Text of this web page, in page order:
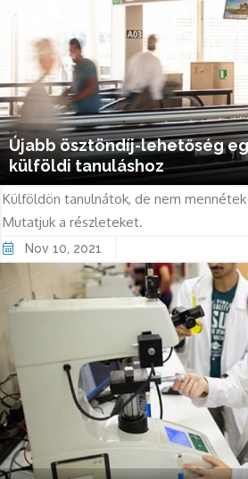
Újabb ösztöndíj-lehetőség
külföldi tanuláshoz
Külföldön tanulnátok, de nem mennétek
Mutatjuk a részleteket.
Nov 10, 2021